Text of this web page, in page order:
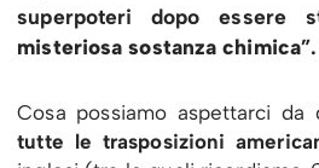
superpoteri dopo essere
misteriosa sostanza chimica”.
Cosa possiamo aspettarci da
tutte le trasposizioni